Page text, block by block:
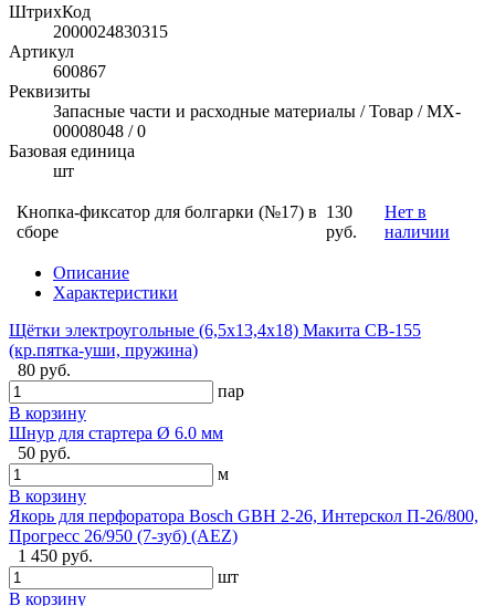
ШтрихКод
2000024830315
Артикул
600867
Реквизиты
Запасные части и расходные материалы / Товар / MX-
00008048 / 0
Базовая единица
шт
Кнопка-фиксатор для болгарки (№17) в
сборе
130
руб.
Нет в
наличии
Описание
Характеристики
Щётки электроугольные (6,5х13,4х18) Макита CB-155
(кр.пятка-уши, пружина)
80 руб.
пар
В корзину
Шнур для стартера Ø 6.0 мм
50 руб.
м
В корзину
Якорь для перфоратора Bosch GBH 2-26, Интерскол П-26/800,
Прогресс 26/950 (7-зуб) (AEZ)
1 450 руб.
шт
В корзину